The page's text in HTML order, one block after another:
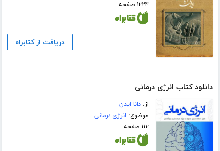
۱۲۲۴ صفحه
دریافت از کتابراه
دانلود کتاب انرژی درمانی
از:دانا ایدن
موضوع: انرژی درمانی
۱۱۲ صفحه